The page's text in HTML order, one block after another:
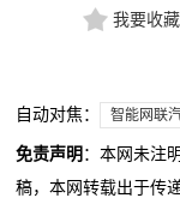
我要收藏
自动对焦： 智能网联
免责声明 ：本网未注
稿，本网转载出于传